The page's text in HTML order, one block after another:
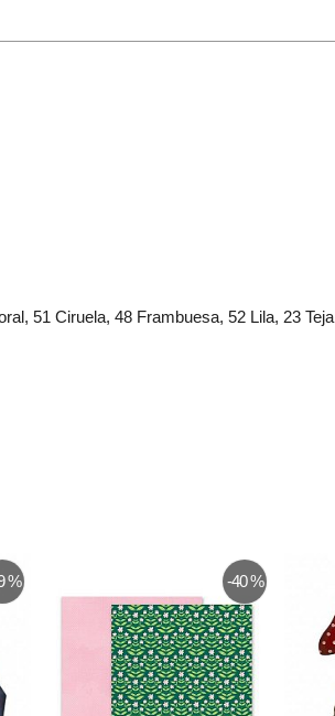
51 Ciruela, 48 Frambuesa, 52 Lila, 23 Teja
% -40 %